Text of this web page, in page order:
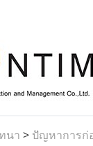
นา > ปัญหาการก่